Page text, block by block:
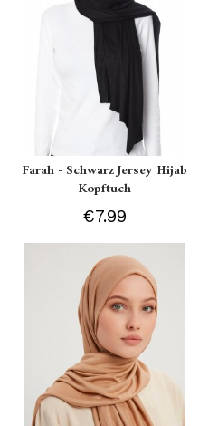
Farah - Schwarz Jersey Hijab
Kopftuch
€7.99